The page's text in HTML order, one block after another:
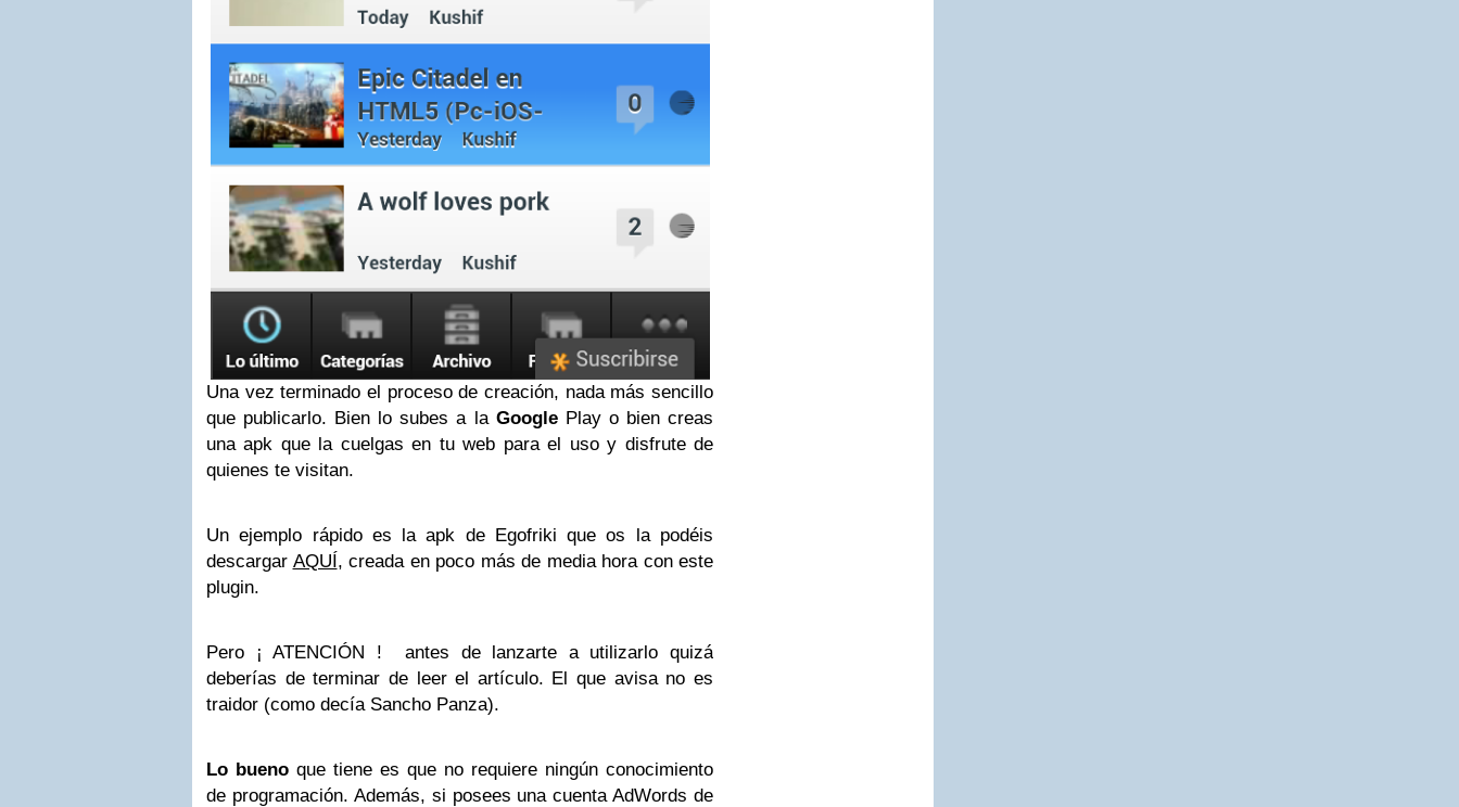
Una vez terminado el proceso de creación, nada más sencillo
que publicarlo. Bien lo subes a la GooglePlay o bien creas
una apk que la cuelgas en tu web para el uso y disfrute de
quienes te visitan.
Un ejemplo rápido es la apk de Egofriki que os la podéis
descargar AQUÍ, creada en poco más de media hora con este
plugin.
Pero ¡ ATENCIÓN ! antes de lanzarte a utilizarlo quizá
deberías de terminar de leer el artículo. El que avisa no es
traidor (como decía Sancho Panza).
Lo bueno que tiene es que no requiere ningún conocimiento
de programación. Además, si posees una cuenta AdWords de